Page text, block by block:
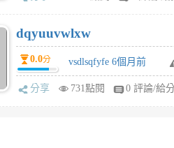
dqyuuvwlxw
0.0分 vsdlsqfyfe 6個月前
分享 731點閱 0 評論/給